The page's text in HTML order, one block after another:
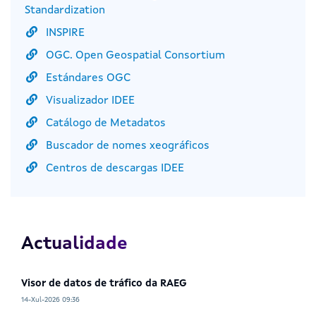
Standardization
INSPIRE
OGC. Open Geospatial Consortium
Estándares OGC
Visualizador IDEE
Catálogo de Metadatos
Buscador de nomes xeográficos
Centros de descargas IDEE
Actualidade
Visor de datos de tráfico da RAEG
14-Xul-2026 09:36